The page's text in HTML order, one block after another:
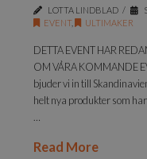
LOTTA LINDBLAD
EVENT, ULTIMAKER
DETTA EVENT HAR
OM VÅRA KOMMANDE
bjuder vi in till
helt nya produkter som
Read More